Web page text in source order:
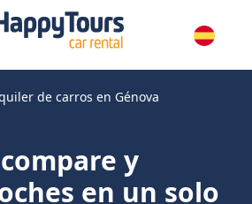
de carros en Génova
y
en un solo